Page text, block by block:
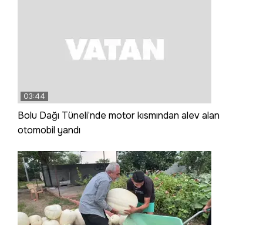
03:44
Bolu Dağı Tüneli’nde motor kısmından alev alan
otomobil yandı